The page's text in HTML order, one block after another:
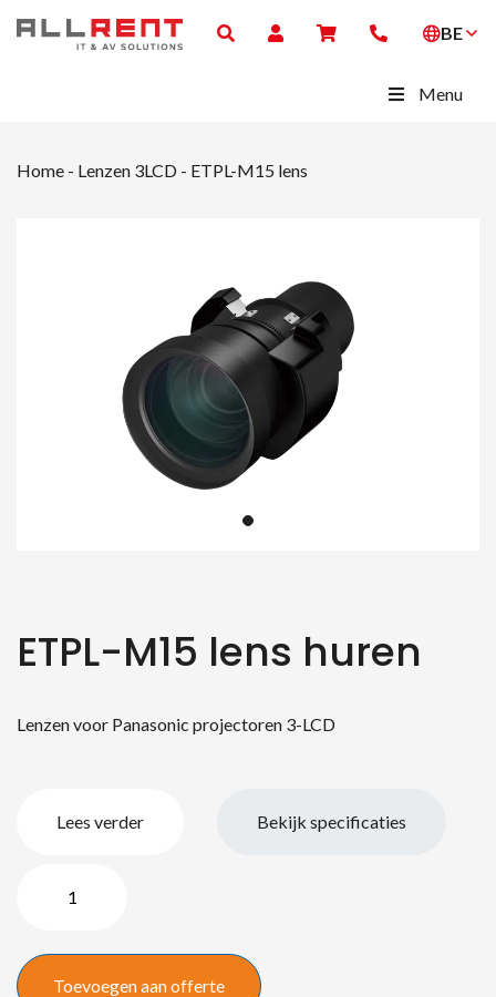
BE
Menu
Home - Lenzen 3LCD - ETPL-M15 lens
ETPL-M15 lens huren
Lenzen voor Panasonic projectoren 3-LCD
Lees verder Bekijk specificaties
quantity
Toevoegen aan offerte